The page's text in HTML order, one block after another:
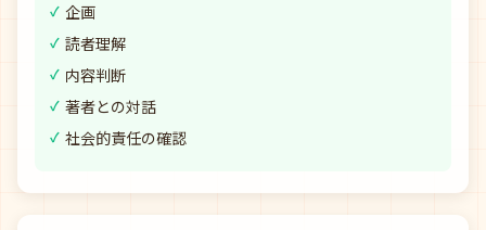
企画
読者理解
内容判断
著者との対話
社会的責任の確認